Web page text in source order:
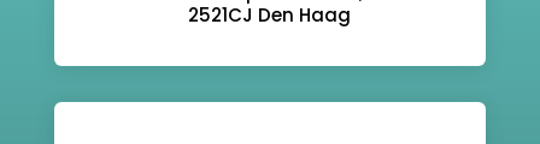
2521CJ Den Haag